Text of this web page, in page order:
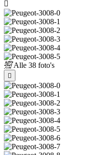
Alle 38 foto's